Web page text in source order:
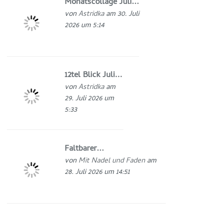
vonAstridkaam 30. Juli
2026 um 5:14
12tel Blick Juli...
vonAstridkaam
29. Juli 2026 um
5:33
Faltbarer...
vonMit Nadel und Fadenam
28. Juli 2026 um 14:51